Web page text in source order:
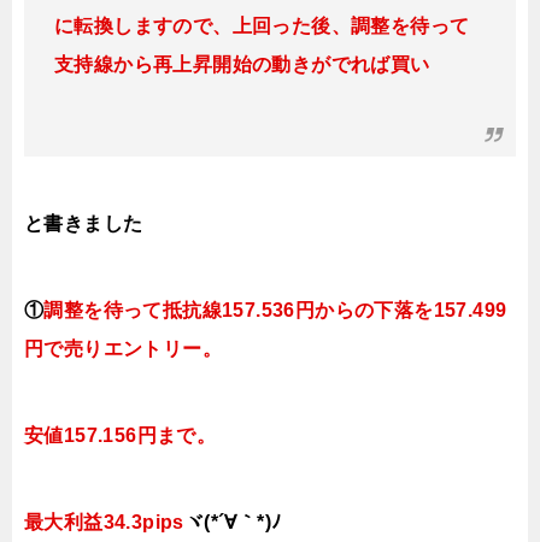
に転換しますので、上回った後、調整を待って
支持線から再上昇開始の動きがでれば買い
と書きました
①調整を待って抵抗線157.536円からの下落を157.499
円で売りエントリー。
安値157.156円まで。
最大利益34.3pips ヾ(*´∀｀*)ﾉ